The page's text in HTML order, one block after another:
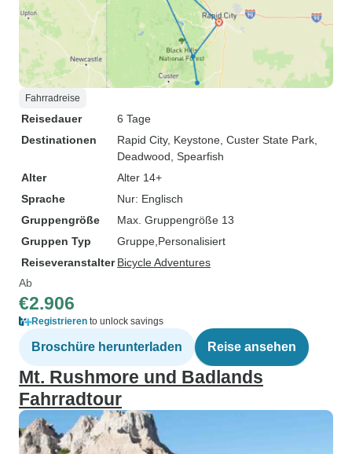
Fahrradreise
Reisedauer
6 Tage
Destinationen
Rapid City, Keystone , Custer State Park
Deadwood , Spearfish
Alter
Alter 14+
Sprache
Nur: Englisch
Gruppengröße
Max. Gruppengröße 13
Gruppen Typ
Gruppe Personalisiert
Reiseveranstalter Bicycle Adventures
Ab
€2.906
Registrieren to unlock savings
Broschüre herunterladen Reise ansehen
Mt. Rushmore und Badlands
Fahrradtour